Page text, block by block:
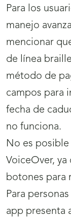
Para los
manejo
mencionar
de línea
método de
campos para
fecha de
no funciona.
No es
VoiceOver,
botones para
Para
app presenta